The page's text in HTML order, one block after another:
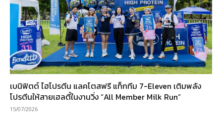
เบนิฟิตต์ ไฮโปรตีน แลคโตสฟรี แท็กทีม 7-Eleven เติมพลัง
โปรตีนให้สายเฮลตี้ในงานวิ่ง “All Member Milk Run”
15/07/2026